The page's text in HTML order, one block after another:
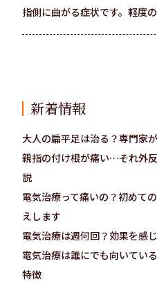
指側に曲がる症状です。軽度
新着情報
大人の扁平足は治る？専門家
親指の付け根が痛い…それ外
説
電気治療って痛いの？初めて
えします
電気治療は週何回？効果を感
電気治療は誰にでも向いてい
特徴